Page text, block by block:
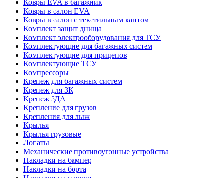
Ковры EVA в багажник
Ковры в салон EVA
Ковры в салон с текстильным кантом
Комплект защит днища
Комплект электрооборудования для ТСУ
Комплектующие для багажных систем
Комплектующие для прицепов
Комплектующие ТСУ
Компрессоры
Крепеж для багажных систем
Крепеж для ЗК
Крепеж ЗДА
Крепление для грузов
Крепления для лыж
Крылья
Крылья грузовые
Лопаты
Механические противоугонные устройства
Накладки на бампер
Накладки на борта